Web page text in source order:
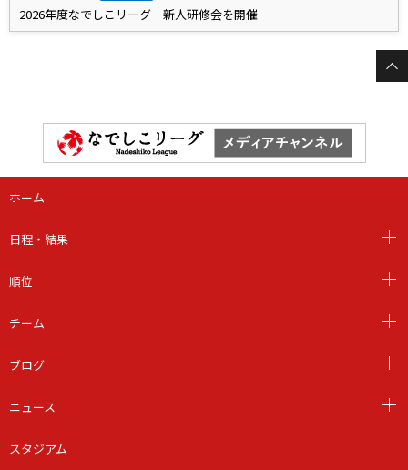
2026年度なでしこリーグ 新人研修会を開催
ホーム
日程・結果
順位
チーム
ブログ
ニュース
スタジアム